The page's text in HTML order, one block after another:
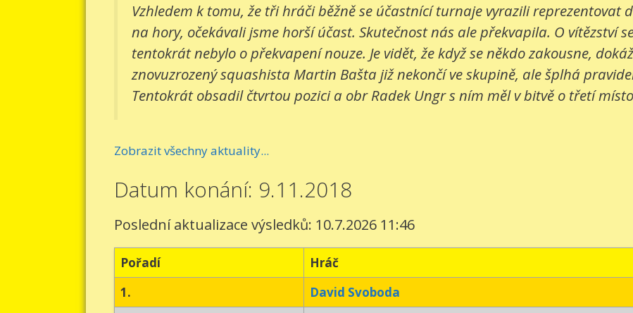
Vzhledem k tomu, že tři hráči běžně se účastnící turnaje vyrazili reprezentovat
na hory, očekávali jsme horší účast. Skutečnost nás ale překvapila. O vítězství
tentokrát nebylo o překvapení nouze. Je vidět, že když se někdo zakousne,
znovuzrozený squashista Martin Bašta již nekončí ve skupině, ale šplhá
Tentokrát obsadil čtvrtou pozici a obr Radek Ungr s ním měl v bitvě o třetí
Zobrazit všechny aktuality...
Datum konání: 9.11.2018
Poslední aktualizace výsledků: 10.7.2026 11:46
Pořadí Hráč
1.
David Svoboda